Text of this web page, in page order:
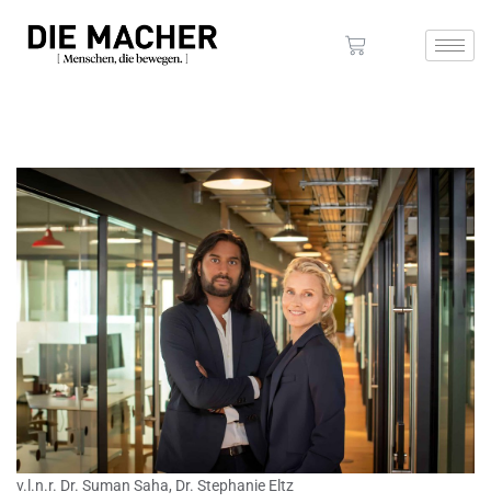
v.l.n.r. Dr. Suman Saha, Dr. Stephanie Eltz